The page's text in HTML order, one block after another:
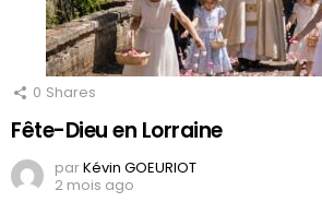
0 Shares
Fête-Dieu en Lorraine
parKévin GOEURIOT
2 mois ago